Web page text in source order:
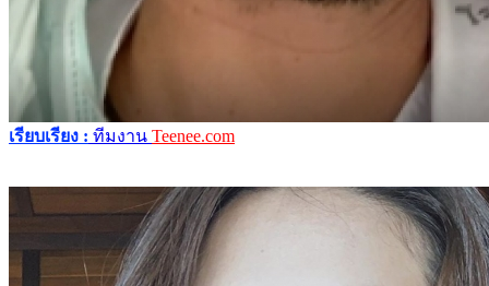
เรียบเรียง : ทีมงาน Teenee.com